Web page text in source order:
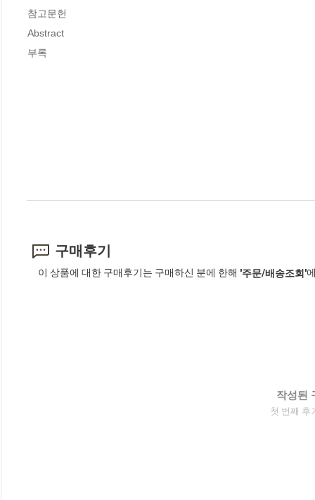
참고문헌
Abstract
부록
구매후기
이 상품에 대한 구매후기는 구매하신 분에 한해 '주문/배송조회'
작성된
첫 번째 후